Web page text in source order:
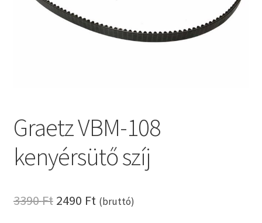
Kenyérsütő alkatrészek modellszám alapján
Online HELP
Pénztár
Graetz VBM-108
kenyérsütő szíj
3390Ft Original
2490 FtCurrent
(bruttó)